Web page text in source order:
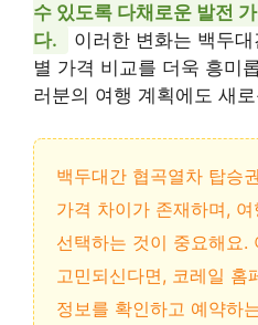
수 있도록 다채로운 발전
다.
이러한 변화는 백두
별 가격 비교를 더욱 흥미
러분의 여행 계획에도 새
백두대간 협곡열차 탑승
가격 차이가 존재하며,
선택하는 것이 중요해요.
고민되신다면, 코레일 홈
정보를 확인하고 예약하